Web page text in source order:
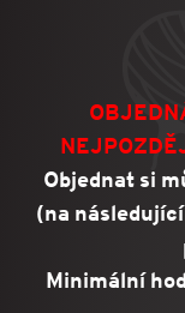
Objednat si
(na
Minimální